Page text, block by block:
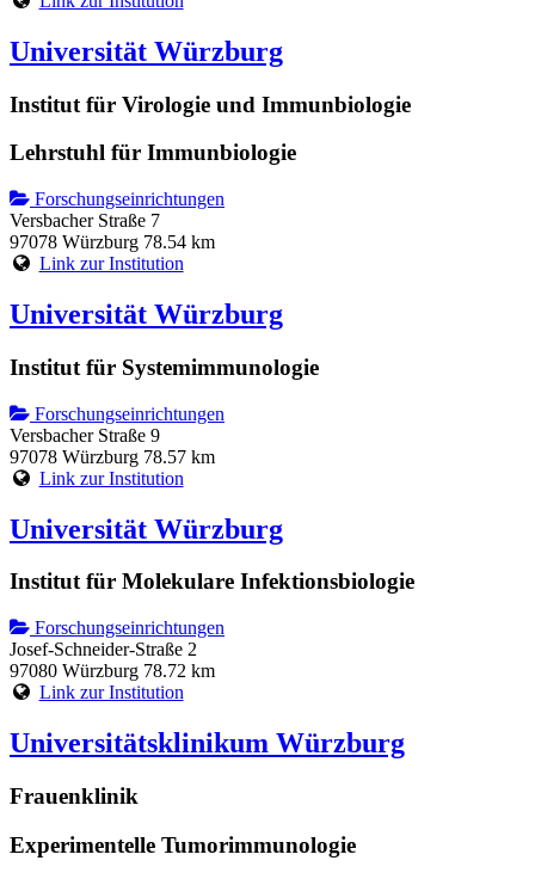
Universität Würzburg
Institut für Virologie und Immunbiologie
Lehrstuhl für Immunbiologie
Forschungseinrichtungen
Versbacher Straße 7
97078 Würzburg 78.54 km
Link zur Institution
Universität Würzburg
Institut für Systemimmunologie
Forschungseinrichtungen
Versbacher Straße 9
97078 Würzburg 78.57 km
Link zur Institution
Universität Würzburg
Institut für Molekulare Infektionsbiologie
Forschungseinrichtungen
Josef-Schneider-Straße 2
97080 Würzburg 78.72 km
Link zur Institution
Universitätsklinikum Würzburg
Frauenklinik
Experimentelle Tumorimmunologie